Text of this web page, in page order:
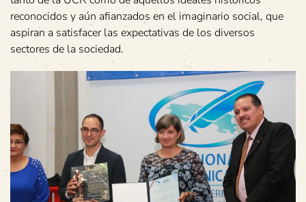
reconocidos y aún afianzados en el imaginario social, que
aspiran a satisfacer las expectativas de los diversos
sectores de la sociedad.